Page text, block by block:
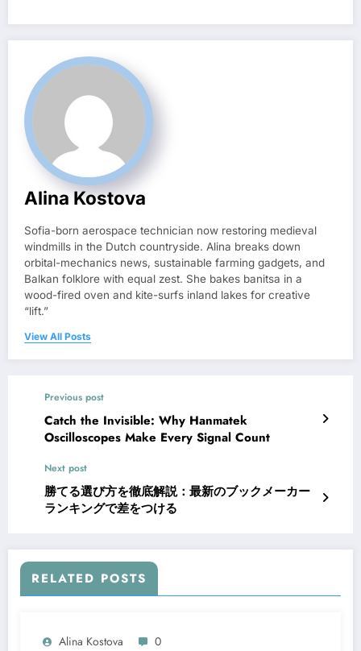
Alina Kostova
Sofia-born aerospace technician now restoring medieval
windmills in the Dutch countryside. Alina breaks down
orbital-mechanics news, sustainable farming gadgets, and
Balkan folklore with equal zest. She bakes banitsa in a
wood-fired oven and kite-surfs inland lakes for creative
“lift.”
View All Posts
Previous post
Catch the Invisible: Why Hanmatek
Oscilloscopes Make Every Signal Count
Next post
勝てる選び方を徹底解説：最新のブックメーカー
ランキングで差をつける
RELATED POSTS
Alina Kostova 0